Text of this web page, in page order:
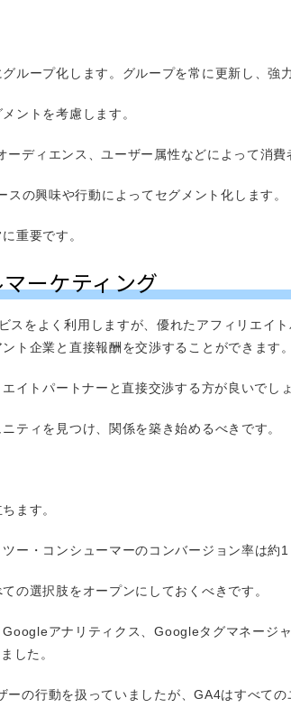
ループ化します。グループを常に更新し、強
ントを考慮します。
ディエンス、ユーザー属性などによって消費
の興味や行動によってセグメント化します。
重要です。
ーケティング
をよく利用しますが、優れたアフィリエイ
ト企業と直接報酬を交渉することができます。
イトパートナーと直接交渉する方が良いでしょ
ティを見つけ、関係を築き始めるべきです。
ます。
ー・コンシューマーのコンバージョン率は約1
の選択肢をオープンにしておくべきです。
アナリティクス、Googleタグマネージ
した。
の行動を扱っていましたが、GA4はすべて